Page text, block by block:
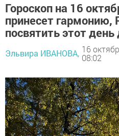
Гороскоп на 16
принесет гармонию,
посвятить этот день
Эльвира ИВАНОВА, 16
08:02